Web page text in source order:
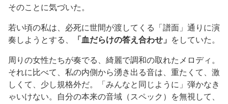
そのことに気づいた。
若い頃の私は、必死に世間が渡してくる「譜面」通りに演
奏しようとする、
「血だらけの答え合わせ」 をしていた。
周りの女性たちが奏でる、綺麗で調和の取れたメロディ。
それに比べて、私の内側から湧き出る音は、重たくて、激
しくて、少し規格外だ。「みんなと同じように」弾かなき
ゃいけない。自分の本来の音域（スペック）を無視して、